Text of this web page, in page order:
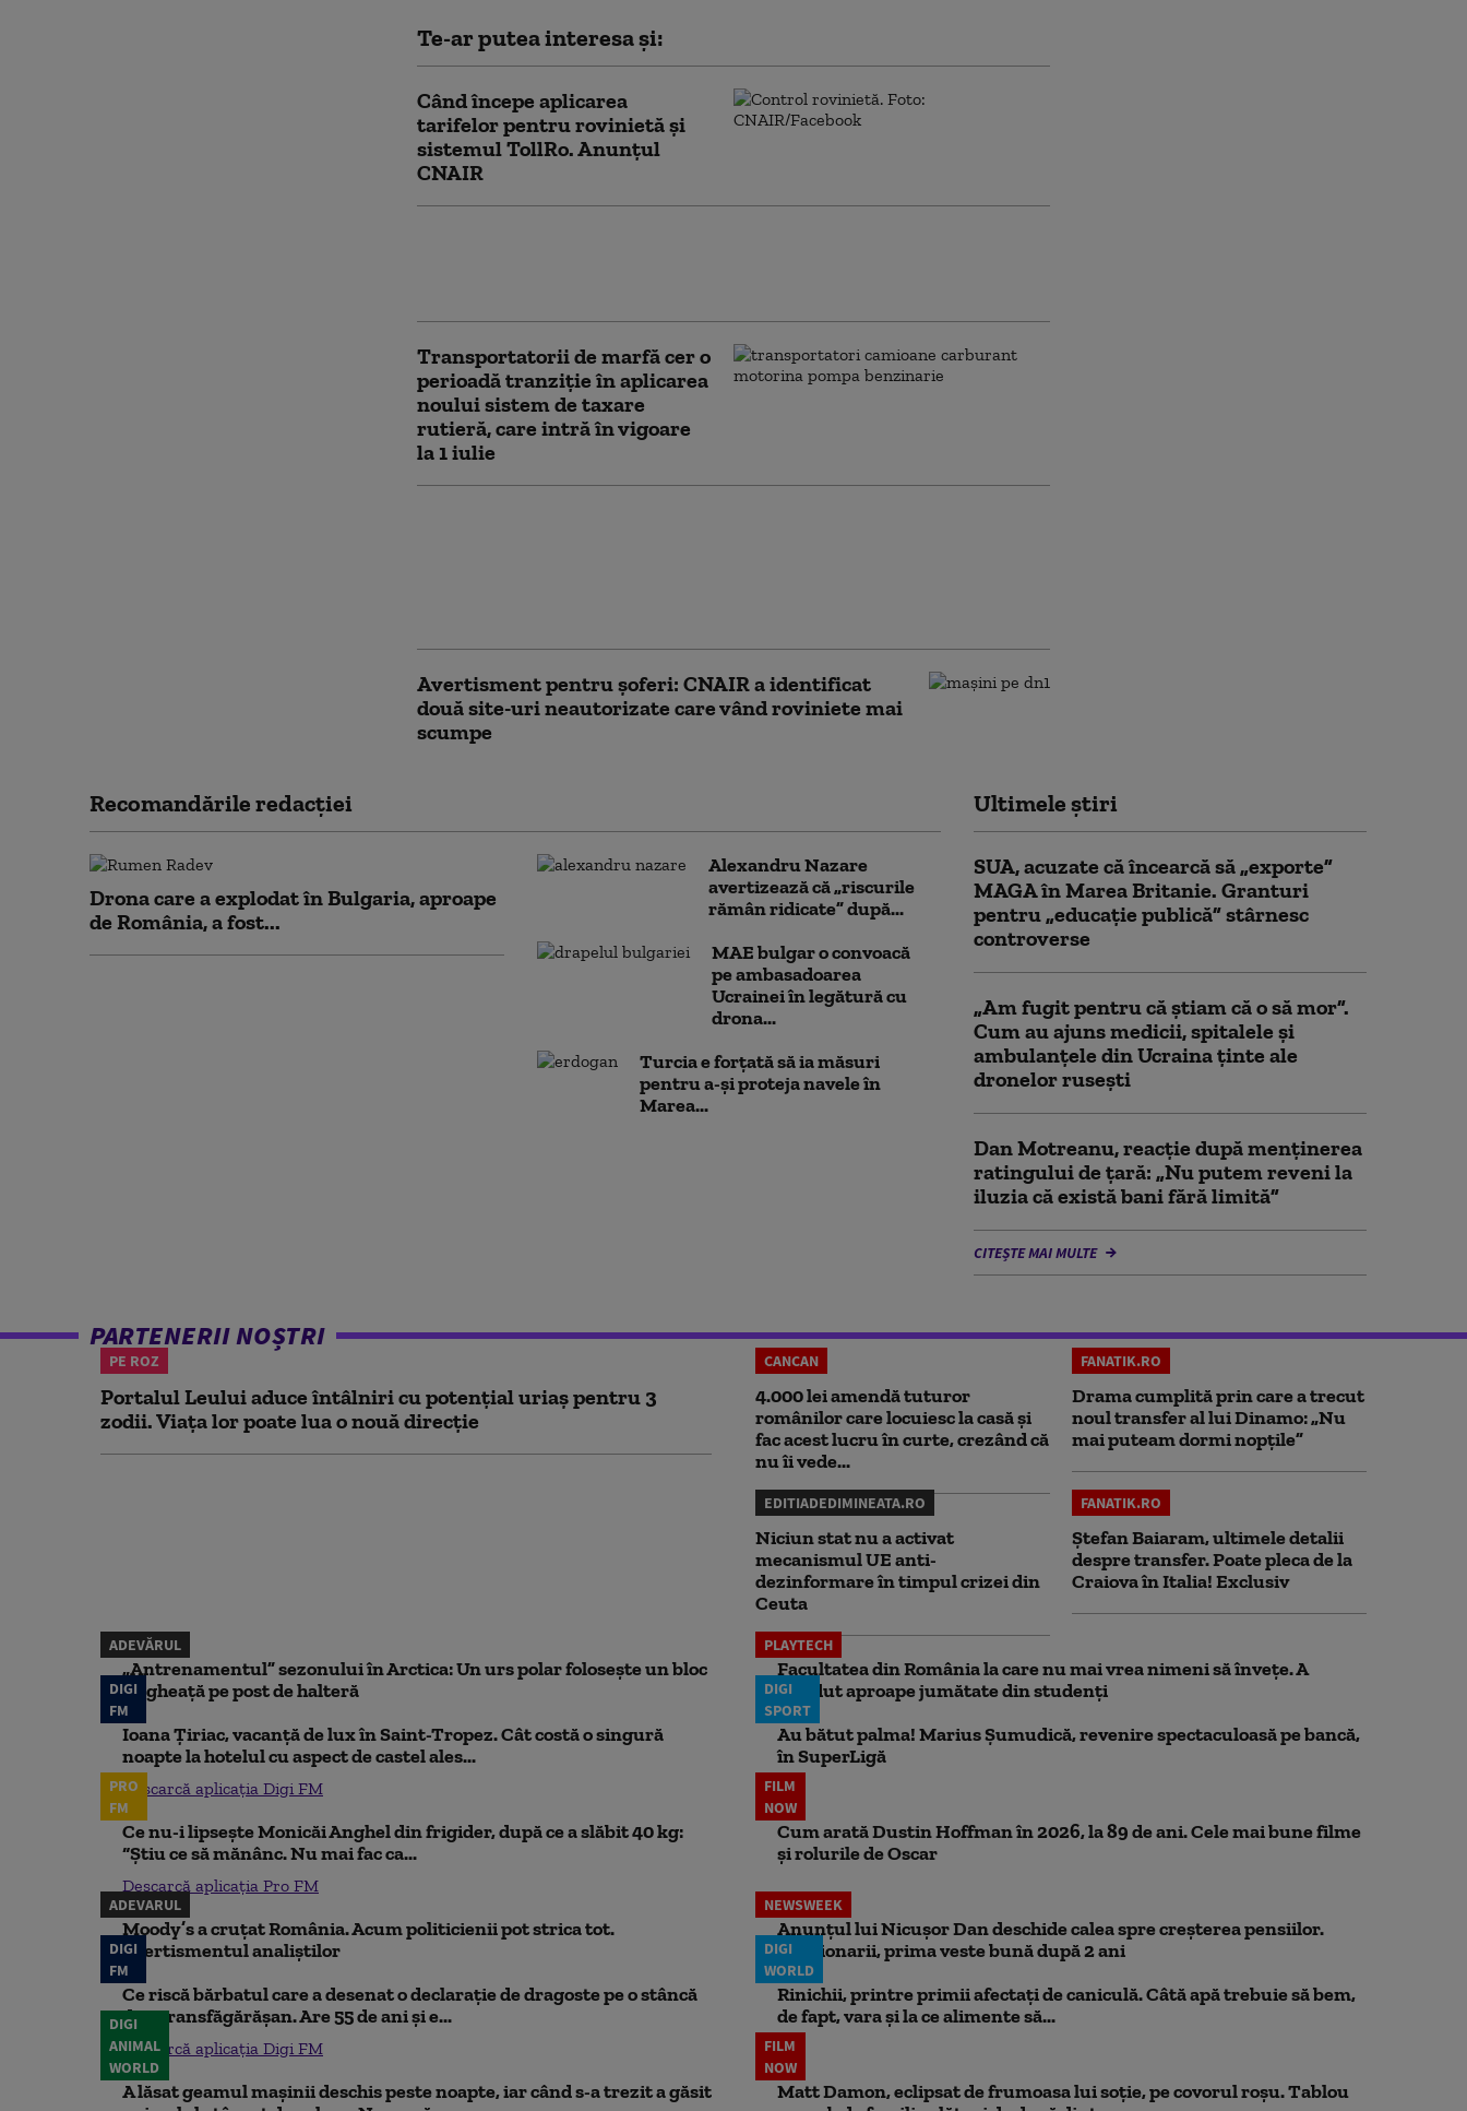
Te-ar putea interesa și:
Când începe aplicarea
tarifelor pentru rovinietă şi
sistemul TollRo. Anunțul
CNAIR
Transportatorii de marfă cer o
perioadă tranziție în aplicarea
noului sistem de taxare
rutieră, care intră în vigoare
la 1 iulie
Avertisment pentru șoferi: CNAIR a identificat
două site-uri neautorizate care vând roviniete mai
scumpe
Recomandările redacţiei
Drona care a explodat în Bulgaria, aproape
de România, a fost...
Alexandru Nazare
avertizează că „riscurile
rămân ridicate” după...
MAE bulgar o convoacă
pe ambasadoarea
Ucrainei în legătură cu
drona...
Turcia e forțată să ia măsuri
pentru a-și proteja navele în
Marea...
Ultimele știri
SUA, acuzate că încearcă să „exporte”
MAGA în Marea Britanie. Granturi
pentru „educație publică” stârnesc
controverse
„Am fugit pentru că știam că o să mor”.
Cum au ajuns medicii, spitalele și
ambulanțele din Ucraina ținte ale
dronelor rusești
Dan Motreanu, reacție după menținerea
ratingului de țară: „Nu putem reveni la
iluzia că există bani fără limită”
CITEȘTE MAI MULTE
PARTENERII NOȘTRI
PE ROZ
Portalul Leului aduce întâlniri cu potențial uriaș pentru 3
zodii. Viața lor poate lua o nouă direcție
CANCAN
4.000 lei amendă tuturor
românilor care locuiesc la casă și
fac acest lucru în curte, crezând că
nu îi vede...
FANATIK.RO
Drama cumplită prin care a trecut
noul transfer al lui Dinamo: „Nu
mai puteam dormi nopțile”
EDITIADEDIMINEATA.RO
Niciun stat nu a activat
mecanismul UE anti-
dezinformare în timpul crizei din
Ceuta
FANATIK.RO
Ștefan Baiaram, ultimele detalii
despre transfer. Poate pleca de la
Craiova în Italia! Exclusiv
ADEVĂRUL
„Antrenamentul” sezonului în Arctica: Un urs polar folosește un bloc
de gheață pe post de halteră
PLAYTECH
Facultatea din România la care nu mai vrea nimeni să înveţe. A
pierdut aproape jumătate din studenţi
DIGI
FM
Ioana Țiriac, vacanță de lux în Saint-Tropez. Cât costă o singură
noapte la hotelul cu aspect de castel ales...
Descarcă aplicația Digi FM
DIGI
SPORT
Au bătut palma! Marius Șumudică, revenire spectaculoasă pe bancă,
în SuperLigă
PRO
FM
Ce nu-i lipsește Monicăi Anghel din frigider, după ce a slăbit 40 kg:
“Știu ce să mănânc. Nu mai fac ca...
Descarcă aplicația Pro FM
FILM
NOW
Cum arată Dustin Hoffman în 2026, la 89 de ani. Cele mai bune filme
și rolurile de Oscar
ADEVARUL
Moody’s a cruțat România. Acum politicienii pot strica tot.
Avertismentul analiștilor
NEWSWEEK
Anunțul lui Nicușor Dan deschide calea spre creșterea pensiilor.
Pensionarii, prima veste bună după 2 ani
DIGI
FM
Ce riscă bărbatul care a desenat o declarație de dragoste pe o stâncă
din Transfăgărășan. Are 55 de ani și e...
Descarcă aplicația Digi FM
DIGI
WORLD
Rinichii, printre primii afectați de caniculă. Câtă apă trebuie să bem,
de fapt, vara și la ce alimente să...
DIGI
ANIMAL
WORLD
A lăsat geamul mașinii deschis peste noapte, iar când s-a trezit a găsit
FILM
NOW
Matt Damon, eclipsat de frumoasa lui soție, pe covorul roșu. Tablou